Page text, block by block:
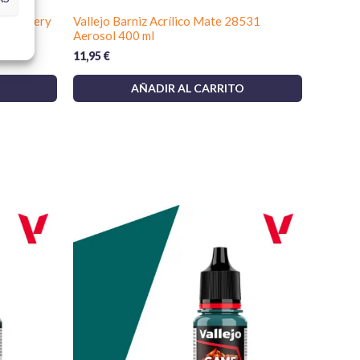
Vallejo en tu kit de pintura para crear sutiles efectos
y fundir transiciones entre tonos.
Scenery
Vallejo Barniz Acrílico Mate 28531
Aerosol 400 ml
11,95€
AÑADIR AL CARRITO